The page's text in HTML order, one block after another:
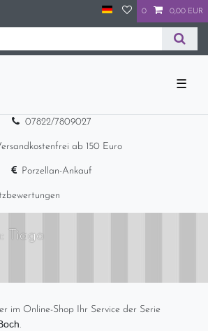
0 0,00 EUR
☰
07822/7809027
ab 150 Euro
Porzellan-Ankauf
Tiago
im Online-Shop Ihr Service der Serie
.